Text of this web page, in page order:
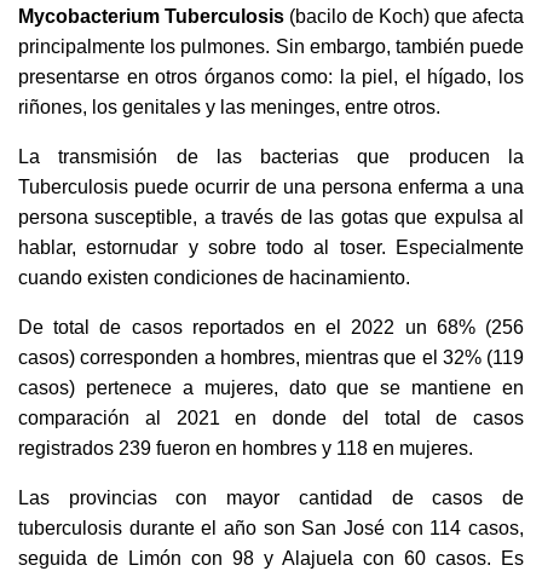
Mycobacterium Tuberculosis (bacilo de Koch) que afecta
principalmente los pulmones. Sin embargo, también puede
presentarse en otros órganos como: la piel, el hígado, los
riñones, los genitales y las meninges, entre otros.
La transmisión de las bacterias que producen la
Tuberculosis puede ocurrir de una persona enferma a una
persona susceptible, a través de las gotas que expulsa al
hablar, estornudar y sobre todo al toser. Especialmente
cuando existen condiciones de hacinamiento.
De total de casos reportados en el 2022 un 68% (256
casos) corresponden a hombres, mientras que el 32% (119
casos) pertenece a mujeres, dato que se mantiene en
comparación al 2021 en donde del total de casos
registrados 239 fueron en hombres y 118 en mujeres.
Las provincias con mayor cantidad de casos de
tuberculosis durante el año son San José con 114 casos,
seguida de Limón con 98 y Alajuela con 60 casos. Es